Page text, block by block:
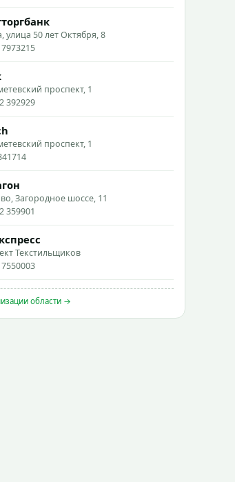
улица 50 лет Октября, 8
проспект, 1
392929
проспект, 1
Загородное шоссе, 11
359901
Текстильщиков
области →